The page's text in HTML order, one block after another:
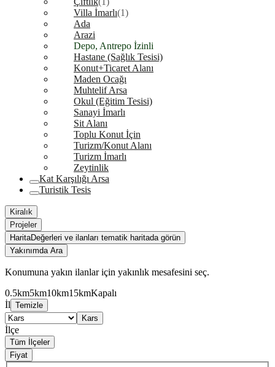
Villa İmarlı(1)
Ada
Arazi
Depo, Antrepo İzinli
Hastane (Sağlık Tesisi)
Konut+Ticaret Alanı
Maden Ocağı
Muhtelif Arsa
Okul (Eğitim Tesisi)
Sanayi İmarlı
Sit Alanı
Toplu Konut İçin
Turizm/Konut Alanı
Turizm İmarlı
Zeytinlik
Kat Karşılığı Arsa
Turistik Tesis
Kiralık
Projeler
HaritaDeğerleri ve ilanları tematik haritada görün
Yakınımda Ara
Konumuna yakın ilanlar için yakınlık mesafesini seç.
0.5km5km10km15kmKapalı
İl Temizle
Kars
İlçe
Tüm İlçeler
Fiyat